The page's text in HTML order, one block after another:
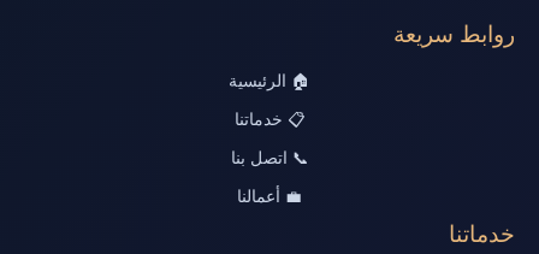
روابط سريعة
🏠 الرئيسية
📋 خدماتنا
📞 اتصل بنا
💼 أعمالنا
خدماتنا